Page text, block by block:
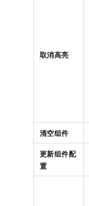
取消高亮
清空组件
更新组件配
置